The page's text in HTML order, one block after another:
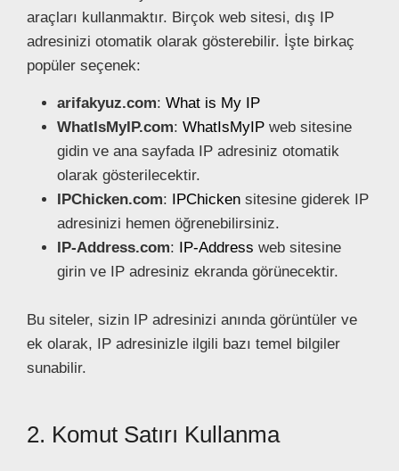
araçları kullanmaktır. Birçok web sitesi, dış IP
adresinizi otomatik olarak gösterebilir. İşte birkaç
popüler seçenek:
arifakyuz.com: What is My IP
WhatIsMyIP.com: WhatIsMyIP web sitesine
gidin ve ana sayfada IP adresiniz otomatik
olarak gösterilecektir.
IPChicken.com: IPChicken sitesine giderek IP
adresinizi hemen öğrenebilirsiniz.
IP-Address.com: IP-Address web sitesine
girin ve IP adresiniz ekranda görünecektir.
Bu siteler, sizin IP adresinizi anında görüntüler ve
ek olarak, IP adresinizle ilgili bazı temel bilgiler
sunabilir.
2. Komut Satırı Kullanma